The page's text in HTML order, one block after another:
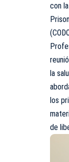
con
la
los
de